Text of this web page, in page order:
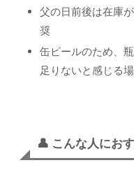
父の日前後は在庫
奨
缶ビールのため、
足りないと感じる
👤 こんな人にお